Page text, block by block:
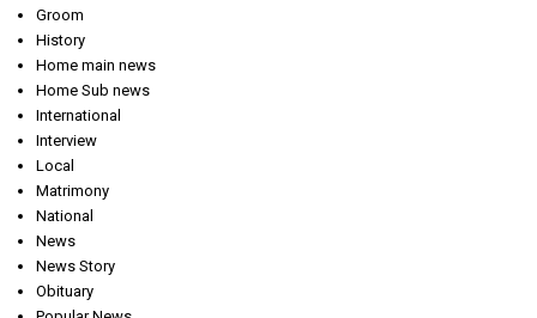
Groom
History
Home main news
Home Sub news
International
Interview
Local
Matrimony
National
News
News Story
Obituary